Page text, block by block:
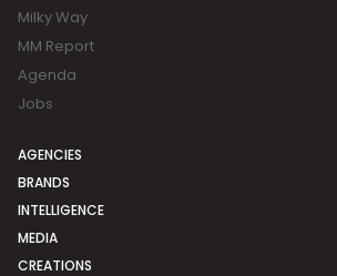
Milky Way
MM Report
Agenda
Jobs
AGENCIES
BRANDS
INTELLIGENCE
MEDIA
CREATIONS